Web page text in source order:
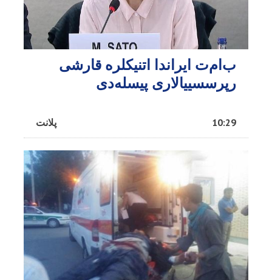
ب‌ام‌ت ایراندا اتنیکلره قارشی
رپرسسییالاری پیسله‌دی
پلانت 10:29